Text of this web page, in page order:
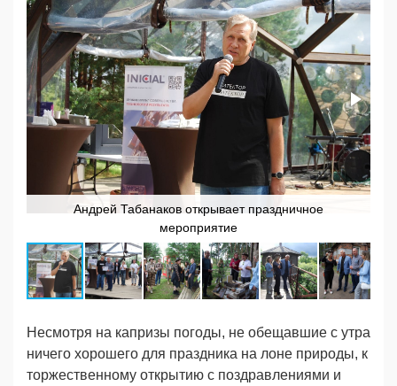
Андрей Табанаков открывает праздничное
мероприятие
Несмотря на капризы погоды, не обещавшие с утра
ничего хорошего для праздника на лоне природы, к
торжественному открытию с поздравлениями и